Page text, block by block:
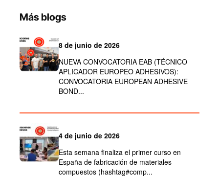
Más blogs
8 de junio de 2026
NUEVA CONVOCATORIA EAB (TÉCNICO
APLICADOR EUROPEO ADHESIVOS):
CONVOCATORIA EUROPEAN ADHESIVE
BOND...
4 de junio de 2026
Esta semana finaliza el primer curso en
España de fabricación de materiales
compuestos (hashtag#comp...